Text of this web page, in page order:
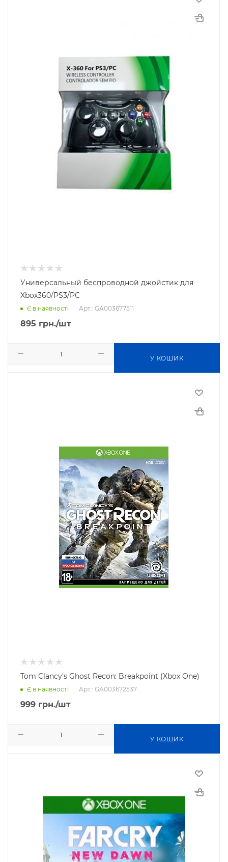
Универсальный беспроводной джойстик для
Xbox360/PS3/PC
Є в наявності Арт.: GA003677511
895 грн./шт
У КОШИК
Tom Clancy's Ghost Recon: Breakpoint (Xbox One)
Є в наявності Арт.: GA003672537
999 грн./шт
У КОШИК